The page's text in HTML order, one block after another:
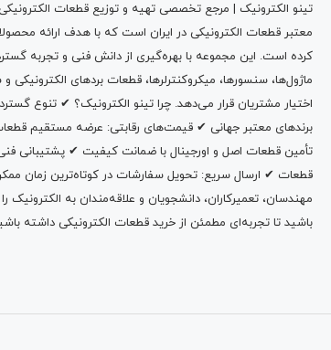
تینو الکترونیک | مرجع تخصصی تهیه و توزیع قطعات
معتبر قطعات الکترونیکی در ایران است که با هدف ارائه
کرده است. این مجموعه با بهره‌گیری از دانش فنی و تجربه
ماژول‌ها، سنسورها، میکروکنترلرها، قطعات بردهای الکترونیکی
اختیار مشتریان قرار می‌دهد. چرا تینو الکترونیک؟ ✔ تنوع
برندهای معتبر جهانی ✔ قیمت‌های رقابتی: عرضه مستقیم
تأمین قطعات اصل و اورجینال با ضمانت کیفیت ✔ پشتیبانی
قطعات ✔ ارسال سریع: تحویل سفارشات در کوتاه‌ترین زمان
مهندسان، تعمیرکاران، دانشجویان و علاقه‌مندان به الکترونیک را
باشید تا تجربه‌ای مطمئن از خرید قطعات الکترونیکی داشته